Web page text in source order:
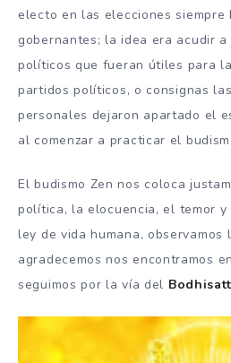
electo en las elecciones siempre
gobernantes; la idea era acudir
políticos que fueran útiles para
partidos políticos, o consignas
personales dejaron apartado el
al comenzar a practicar el
El budismo Zen nos coloca
política, la elocuencia, el temor y
ley de vida humana, observamos
agradecemos nos encontramos
seguimos por la vía del